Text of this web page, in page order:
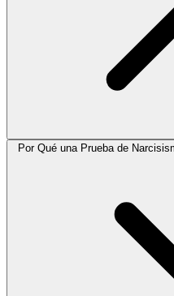
Por Qué una Prueba de